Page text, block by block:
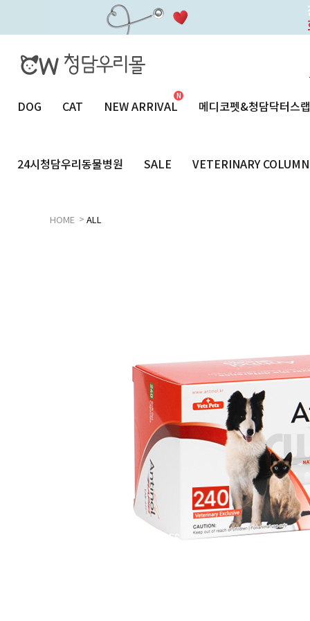
DOG CAT NEW ARRIVAL 메디코펫&청담닥터스랩
24시청담우리동물병원 SALE VETERINARY COLUMN
HOME > ALL